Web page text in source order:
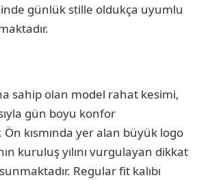
günlük stille oldukça uyumlu
sahip olan model rahat kesimi,
gün boyu konfor
Ön kısmında yer alan büyük logo
kuruluş yılını vurgulayan dikkat
Regular fit kalıbı